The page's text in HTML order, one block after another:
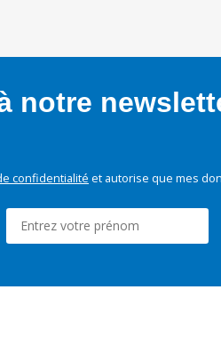
notre
confidentialité et autorise que mes